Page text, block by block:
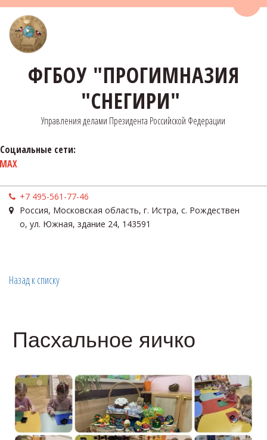
ФГБОУ "ПРОГИМНАЗИЯ
"СНЕГИРИ"
Управления делами Президента Российской Федерации
Социальные сети:
MAX
+7 495-561-77-46
Россия, Московская область, г. Истра, с. Рождествен
о, ул. Южная, здание 24, 143591
Назад к списку
Пасхальное яичко